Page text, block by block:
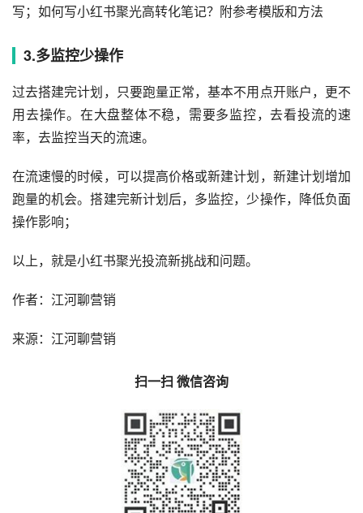
写；如何写小红书聚光高转化笔记？附参考模版和方法
3.多监控少操作
过去搭建完计划，只要跑量正常，基本不用点开账户，更不
用去操作。在大盘整体不稳，需要多监控，去看投流的速
率，去监控当天的流速。
在流速慢的时候，可以提高价格或新建计划，新建计划增加
跑量的机会。搭建完新计划后，多监控，少操作，降低负面
操作影响；
以上，就是小红书聚光投流新挑战和问题。
作者：江河聊营销
来源：江河聊营销
扫一扫 微信咨询